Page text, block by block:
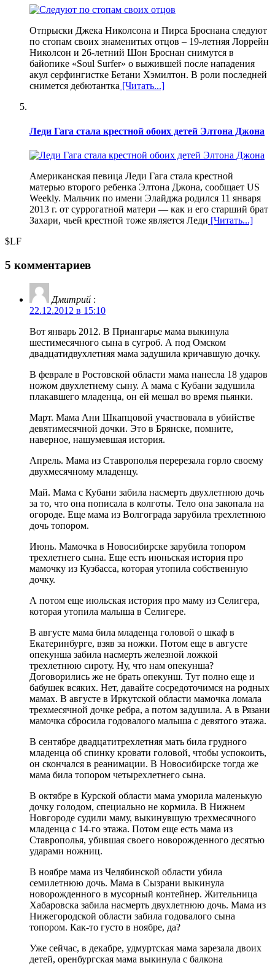
Отпрыски Джека Николсона и Пирса Броснана следуют
по стопам своих знаменитых отцов – 19-летняя Лоррейн
Николсон и 26-летний Шон Броснан снимутся в
байопике «Soul Surfer» о выжившей после нападения
акул серфингистке Бетани Хэмилтон. В роли последней
снимется дебютантка [Читать...]
Леди Гага стала крестной обоих детей Элтона Джона
Американская певица Леди Гага стала крестной
матерью второго ребенка Элтона Джона, сообщает US
Weekly. Мальчик по имени Элайджа родился 11 января
2013 г. от суррогатной матери — как и его старший брат
Захари, чьей крестной тоже является Леди [Читать...]
$LF
5 комментариев
Дмитрий :
22.12.2012 в 15:10
Вот январь 2012. В Приангарье мама выкинула
шестимесячного сына в сугроб. А под Омском
двадцатидвухлетняя мама задушила кричавшую дочку.
В феврале в Ростовской области мама нанесла 18 ударов
ножом двухлетнему сыну. А мама с Кубани задушила
плакавшего младенца, он ей мешал во время пьянки.
Март. Мама Ани Шкапцовой участвовала в убийстве
девятимесячной дочки. Это в Брянске, помните,
наверное, нашумевшая история.
Апрель. Мама из Ставрополья перерезала горло своему
двухмесячному младенцу.
Май. Мама с Кубани забила насмерть двухлетнюю дочь
за то, что она пописала в колготы. Тело она закопала на
огороде. Еще мама из Волгограда зарубила трехлетнюю
дочь топором.
Июнь. Мамочка в Новосибирске зарубила топором
трехлетнего сына. Еще есть июньская история про
мамочку из Кузбасса, которая утопила собственную
дочку.
А потом еще июльская история про маму из Селигера,
которая утопила малыша в Селигере.
В августе мама била младенца головой о шкаф в
Екатеринбурге, взяв за ножки. Потом еще в августе
опекунша забила насмерть железной ложкой
трехлетнюю сироту. Ну, что нам опекунша?
Договорились же не брать опекунш. Тут полно еще и
бабушек всяких. Нет, давайте сосредоточимся на родных
мамах. В августе в Иркутской области мамочка ломала
трехмесячной дочке ребра, а потом задушила. А в Рязани
мамочка сбросила годовалого малыша с девятого этажа.
В сентябре двадцатитрехлетняя мать била грудного
младенца об спинку кровати головой, чтобы успокоить,
он скончался в реанимации. В Новосибирске тогда же
мама била топором четырехлетнего сына.
В октябре в Курской области мама уморила маленькую
дочку голодом, специально не кормила. В Нижнем
Новгороде судили маму, выкинувшую трехмесячного
младенца с 14-го этажа. Потом еще есть мама из
Ставрополья, убившая своего новорожденного десятью
ударами ножниц.
В ноябре мама из Челябинской области убила
семилетнюю дочь. Мама в Сызрани выкинула
новорожденного в мусорный контейнер. Жительница
Хабаровска забила насмерть двухлетнюю дочь. Мама из
Нижегородской области забила годовалого сына
топором. Как-то густо в ноябре, да?
Уже сейчас, в декабре, удмуртская мама зарезала двоих
детей, оренбургская мама выкинула с балкона